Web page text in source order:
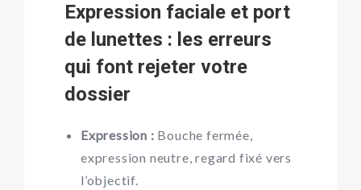
Expression faciale et port
de lunettes : les erreurs
qui font rejeter votre
dossier
Expression : Bouche fermée,
expression neutre, regard fixé vers
l’objectif.